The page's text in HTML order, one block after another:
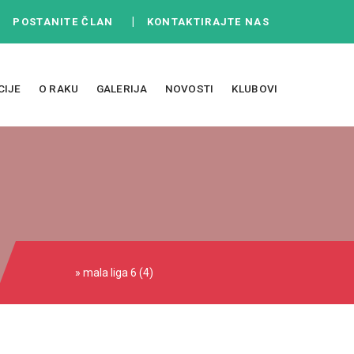
POSTANITE ČLAN KONTAKTIRAJTE NAS
O RAKU GALERIJA NOVOSTI KLUBOVI
» mala liga 6 (4)